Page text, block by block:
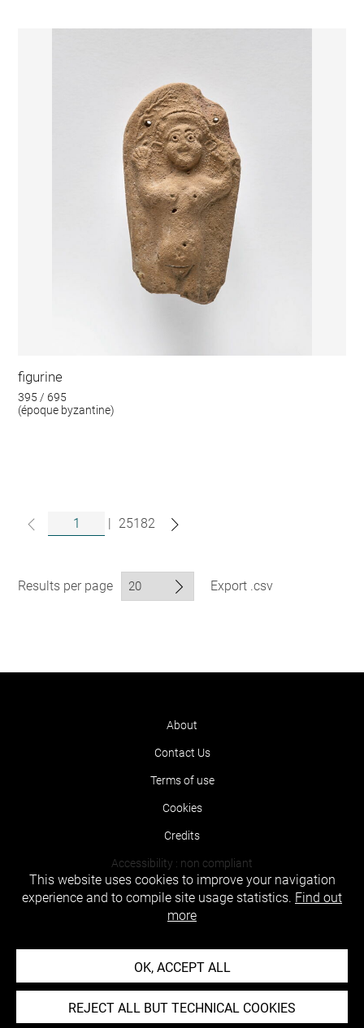
figurine
395 / 695
(époque byzantine)
| 25182
Results per page Export .csv
About
Contact Us
Terms of use
Cookies
Credits
Accessibility : non compliant
This website uses cookies to improve your navigation
experience and to compile site usage statistics. Find out
more
OK, ACCEPT ALL
REJECT ALL BUT TECHNICAL COOKIES